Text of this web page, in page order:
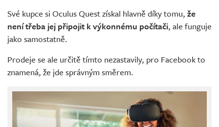
Své kupce si Oculus Quest získal hlavně díky tomu, že
není třeba jej připojit k výkonnému počítači, ale funguje
jako samostatně.
Prodeje se ale určitě tímto nezastavily, pro Facebook to
znamená, že jde správným směrem.